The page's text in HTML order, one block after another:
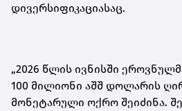
დივერსიფიკაციასაც.
„2026 წლის ივნისში
100 მილიონი აშშ დოლარის
მონეტარული ოქრო შეიძინა.